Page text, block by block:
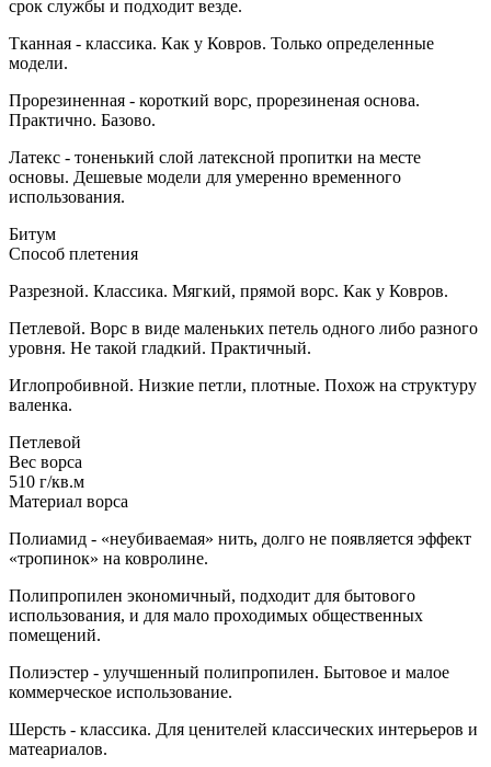
срок службы и подходит везде.
Тканная - классика. Как у Ковров. Только определенные
модели.
Прорезиненная - короткий ворс, прорезиненая основа.
Практично. Базово.
Латекс - тоненький слой латексной пропитки на месте
основы. Дешевые модели для умеренно временного
использования.
Битум
Способ плетения
Разрезной. Классика. Мягкий, прямой ворс. Как у Ковров.
Петлевой. Ворс в виде маленьких петель одного либо разного
уровня. Не такой гладкий. Практичный.
Иглопробивной. Низкие петли, плотные. Похож на структуру
валенка.
Петлевой
Вес ворса
510 г/кв.м
Материал ворса
Полиамид - «неубиваемая» нить, долго не появляется эффект
«тропинок» на ковролине.
Полипропилен экономичный, подходит для бытового
использования, и для мало проходимых общественных
помещений.
Полиэстер - улучшенный полипропилен. Бытовое и малое
коммерческое использование.
Шерсть - классика. Для ценителей классических интерьеров и
матеариалов.